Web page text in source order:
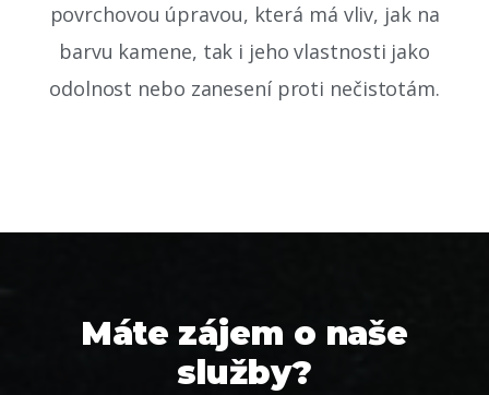
povrchovou úpravou, která má vliv, jak na
barvu kamene, tak i jeho vlastnosti jako
odolnost nebo zanesení proti nečistotám.
Máte zájem o naše
služby?